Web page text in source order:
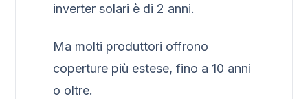
inverter solari è di 2 anni.
Ma molti produttori offrono
coperture più estese, fino a 10 anni
o oltre.